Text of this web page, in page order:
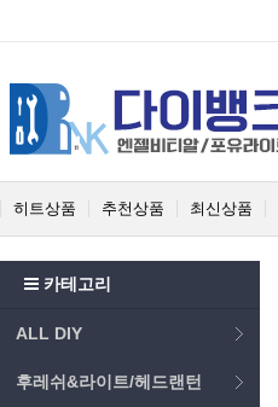
히트상품 추천상품 최신상품
카테고리
ALL DIY
후레쉬&라이트/헤드랜턴